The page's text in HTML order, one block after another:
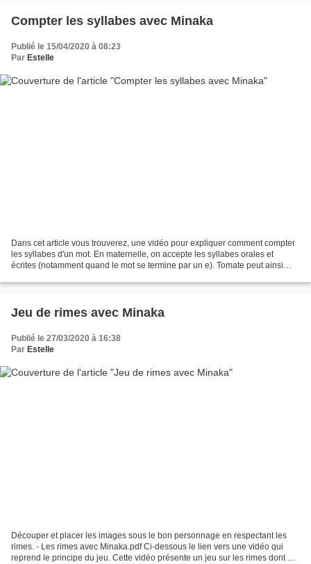
Compter les syllabes avec Minaka
Publié le 15/04/2020 à 08:23
Par Estelle
Dans cet article vous trouverez, une vidéo pour expliquer comment compter
les syllabes d'un mot. En maternelle, on accepte les syllabes orales et
écrites (notamment quand le mot se termine par un e). Tomate peut ainsi
Jeu de rimes avec Minaka
Publié le 27/03/2020 à 16:38
Par Estelle
Découper et placer les images sous le bon personnage en respectant les
rimes. - Les rimes avec Minaka.pdf Ci-dessous le lien vers une vidéo qui
reprend le principe du jeu. Cette vidéo présente un jeu sur les rimes dont un